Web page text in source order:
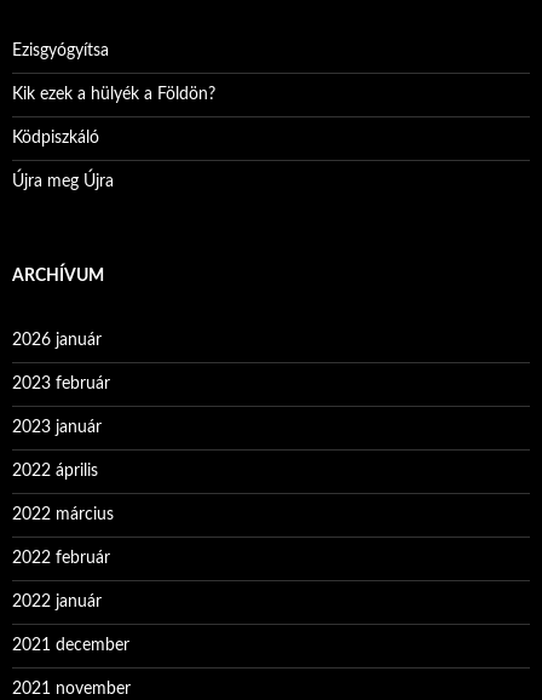
Ezisgyógyítsa
Kik ezek a hülyék a Földön?
Ködpiszkáló
Újra meg Újra
ARCHÍVUM
2026 január
2023 február
2023 január
2022 április
2022 március
2022 február
2022 január
2021 december
2021 november